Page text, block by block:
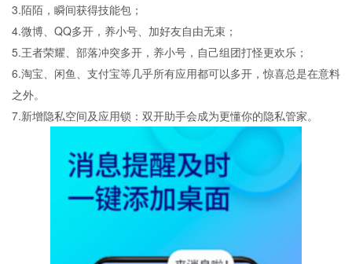
3.陌陌，瞬间获得技能包；
4.微博、QQ多开，养小号、加好友自由无束；
5.王者荣耀、部落冲突多开，养小号，自己组团打怪更欢乐；
6.淘宝、闲鱼、支付宝等几乎所有应用都可以多开，惊喜总是在意料
之外。
7.新增隐私空间及应用锁：双开助手会成为更懂你的隐私管家。